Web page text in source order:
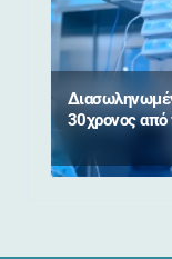
30χρονος από